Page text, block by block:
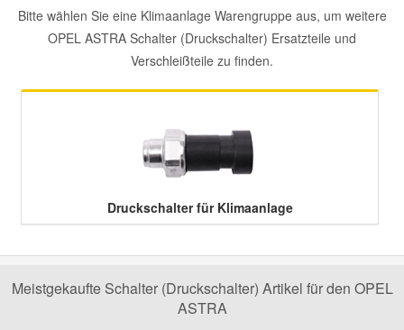
Bitte wählen Sie eine Klimaanlage Warengruppe aus, um weitere
OPEL ASTRA Schalter (Druckschalter) Ersatzteile und
Verschleißteile zu finden.
Druckschalter für Klimaanlage
Meistgekaufte Schalter (Druckschalter) Artikel für den OPEL
ASTRA
Suzuki Ersatzteile
Vauxhall Ersatzteile